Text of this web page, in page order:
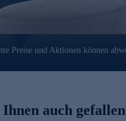
Preise und Aktionen können
auch gefallen